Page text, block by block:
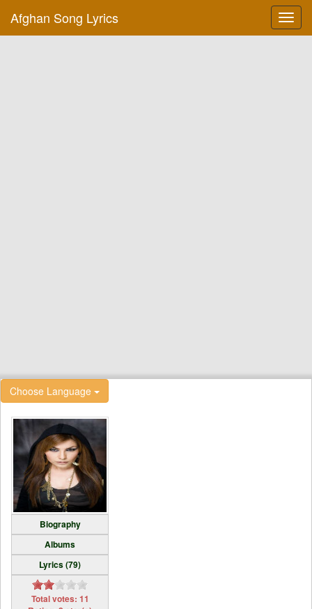
Afghan Song Lyrics
Choose Language
Biography
Albums
Lyrics (79)
Total votes: 11